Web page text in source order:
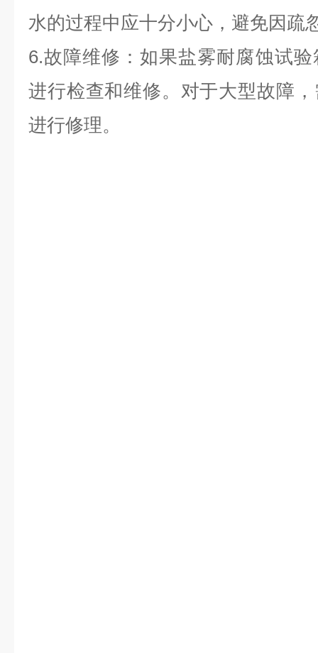
水的过程中应十分小心，避免因疏
6.故障维修：如果盐雾耐腐蚀试
进行检查和维修。对于大型故障
进行修理。